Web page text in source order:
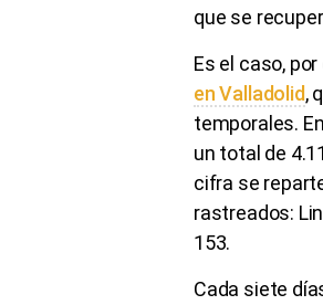
que se
Es el caso,
en Valladolid,
temporales.
un total de
cifra se
rastreados:
153.
Cada siete